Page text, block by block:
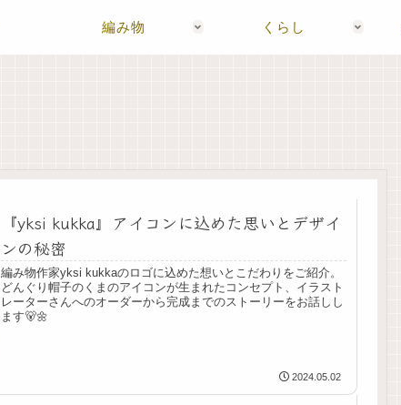
編み物 くらし
『yksi kukka』アイコンに込めた思いとデザイ
ンの秘密
編み物作家yksi kukkaのロゴに込めた想いとこだわりをご紹介。
どんぐり帽子のくまのアイコンが生まれたコンセプト、イラスト
レーターさんへのオーダーから完成までのストーリーをお話しし
ます🐻🌼
2024.05.02